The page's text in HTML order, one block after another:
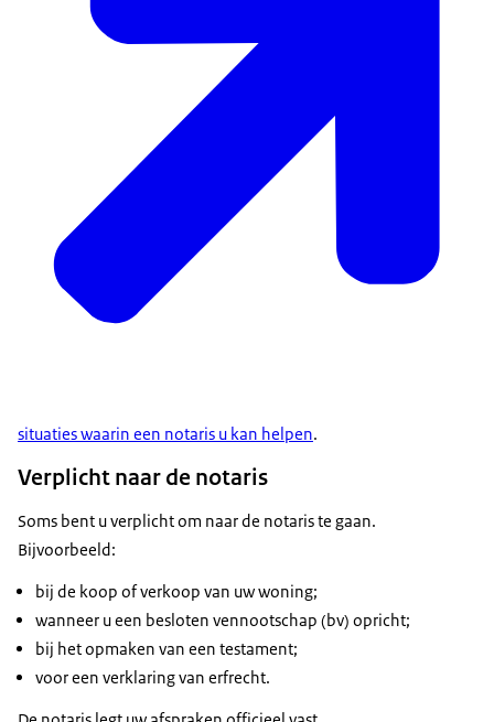
situaties waarin een notaris u kan helpen.
Verplicht naar de notaris
Soms bent u verplicht om naar de notaris te gaan.
Bijvoorbeeld:
bij de koop of verkoop van uw woning;
wanneer u een besloten vennootschap (bv) opricht;
bij het opmaken van een testament;
voor een verklaring van erfrecht.